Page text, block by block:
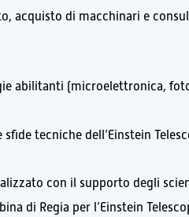
acquisto di macchinari e
abilitanti (microelettronica,
tecniche dell’Einstein
con il supporto degli
di Regia per l’Einstein